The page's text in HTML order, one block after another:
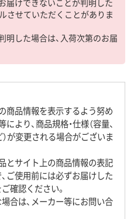
させていただくことがありま
明した場合は、入荷次第のお届
商品情報を表示するよう努め
より、商品規格・仕様（容量、
が変更される場合がございま
とサイト上の商品情報の表記
ご使用前には必ずお届けした
確認ください。
合は、メーカー等にお問い合